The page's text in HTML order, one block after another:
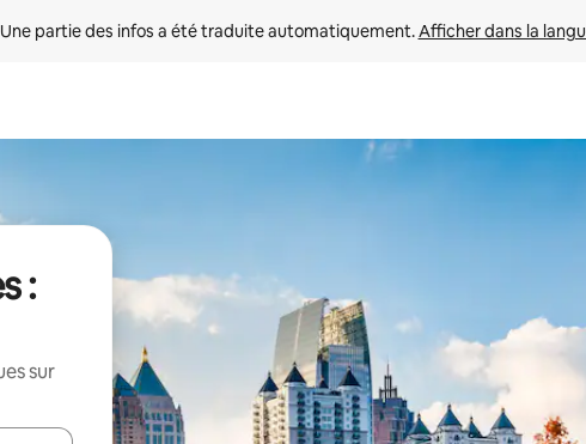
Une partie des infos a été traduite automatiquement. Afficher dans la
:
sur